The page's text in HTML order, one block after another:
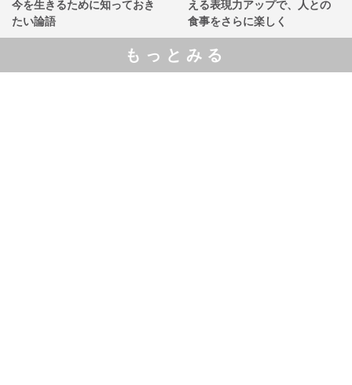
今を生きるために知っておき
たい論語
える表現力アップで、人との
食事をさらに楽しく
もっとみる